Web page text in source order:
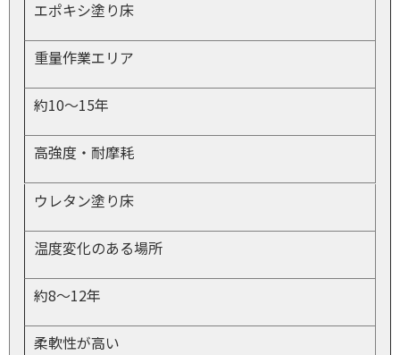
エポキシ塗り床
重量作業エリア
約10〜15年
高強度・耐摩耗
ウレタン塗り床
温度変化のある場所
約8〜12年
柔軟性が高い